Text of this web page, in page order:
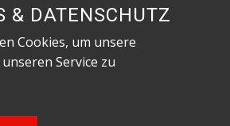
& Impressum
& DATENSCHUTZ
Cookies, um unsere
Service zu